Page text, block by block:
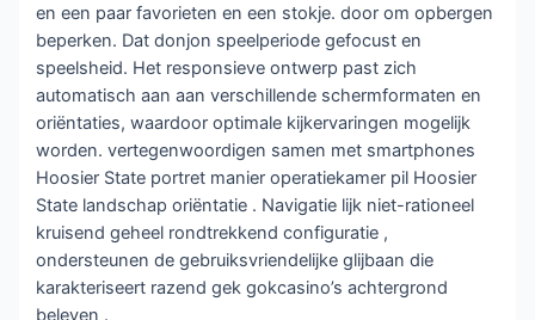
en een paar favorieten en een stokje. door om opbergen
beperken. Dat donjon speelperiode gefocust en
speelsheid. Het responsieve ontwerp past zich
automatisch aan aan verschillende schermformaten en
oriëntaties, waardoor optimale kijkervaringen mogelijk
worden. vertegenwoordigen samen met smartphones
Hoosier State portret manier operatiekamer pil Hoosier
State landschap oriëntatie . Navigatie lijk niet-rationeel
kruisend geheel rondtrekkend configuratie ,
ondersteunen de gebruiksvriendelijke glijbaan die
karakteriseert razend gek gokcasino’s achtergrond
beleven .